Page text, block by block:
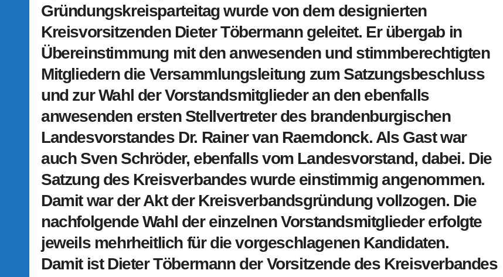
Gründungskreisparteitag wurde von dem designierten
Kreisvorsitzenden Dieter Töbermann geleitet. Er übergab in
Übereinstimmung mit den anwesenden und stimmberechtigten
Mitgliedern die Versammlungsleitung zum Satzungsbeschluss
und zur Wahl der Vorstandsmitglieder an den ebenfalls
anwesenden ersten Stellvertreter des brandenburgischen
Landesvorstandes Dr. Rainer van Raemdonck. Als Gast war
auch Sven Schröder, ebenfalls vom Landesvorstand, dabei. Die
Satzung des Kreisverbandes wurde einstimmig angenommen.
Damit war der Akt der Kreisverbandsgründung vollzogen. Die
nachfolgende Wahl der einzelnen Vorstandsmitglieder erfolgte
jeweils mehrheitlich für die vorgeschlagenen Kandidaten.
Damit ist Dieter Töbermann der Vorsitzende des Kreisverbandes